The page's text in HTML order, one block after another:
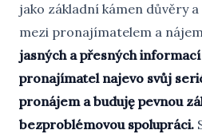
jako základní kámen důvěry
mezi pronajímatelem a
jasných a přesných informací
pronajímatel najevo svůj
pronájem a buduję pevnou
bezproblémovou spolupráci.